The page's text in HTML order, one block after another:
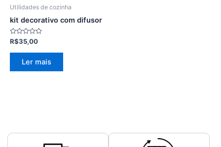
Utilidades de cozinha
kit decorativo com difusor
Avaliação
de
R$35,00
Ler mais